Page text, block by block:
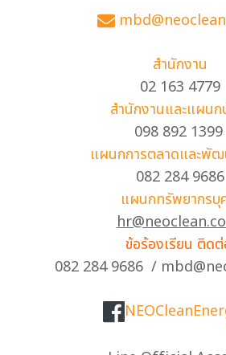
สำนักงาน
02 163 4779
สำนักงานและแผน
098 892 1399
แผนกการตลาดและพัฒ
082 284 9686
แผนกทรัพยากรบุ
ข้อร้องเรียน ติด
082 284 9686 /